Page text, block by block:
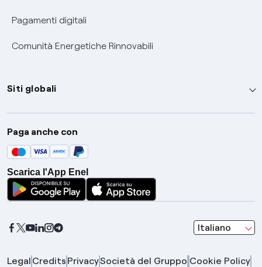
Pagamenti digitali
Comunità Energetiche Rinnovabili
Siti globali
Enel Group
Enel Green Power
Global Trading
Global Procurement
Gridspertise
Paga anche con
Scarica l'App Enel
Italiano
seleziona una
Legal Credits PrivacySocietà del Gruppo Cookie Policy